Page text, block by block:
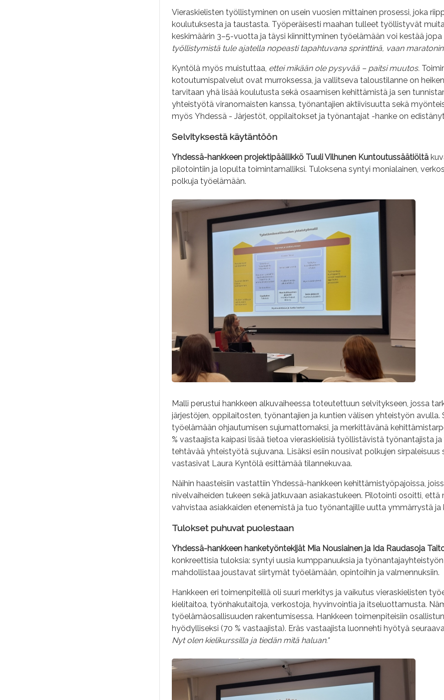
Vieraskielisten työllistyminen on usein vuosien mittainen prosessi, joka
koulutuksesta ja taustasta. Työperäisesti maahan tulleet työllistyvät
keskimäärin 3–5-vuotta ja täysi kiinnittyminen työelämään voi kestää
työllistymistä tule ajatella nopeasti tapahtuvana sprinttinä, vaan
Kyntölä myös muistuttaa, ettei mikään ole pysyvää – paitsi muutos.
kotoutumispalvelut ovat murroksessa, ja vallitseva taloustilanne on
tarvitaan yhä lisää koulutusta sekä osaamisen kehittämistä ja sen
yhteistyötä viranomaisten kanssa, työnantajien aktiivisuutta sekä
myös Yhdessä - Järjestöt, oppilaitokset ja työnantajat -hanke on
Selvityksestä käytäntöön
Yhdessä-hankkeen projektipäällikkö Tuuli Vilhunen Kuntoutussäätiöltä
pilotointiin ja lopulta toimintamalliksi. Tuloksena syntyi monialainen,
polkuja työelämään.
Malli perustui hankkeen alkuvaiheessa toteutettuun selvitykseen, jossa
järjestöjen, oppilaitosten, työnantajien ja kuntien välisen yhteistyön
työelämään ohjautumisen sujumattomaksi, ja merkittävänä
% vastaajista kaipasi lisää tietoa vieraskielisiä työllistävistä työnantajista
tehtävää yhteistyötä sujuvana. Lisäksi esiin nousivat polkujen
vastasivat Laura Kyntölä esittämää tilannekuvaa.
Näihin haasteisiin vastattiin Yhdessä-hankkeen kehittämistyöpajoissa,
nivelvaiheiden tukeen sekä jatkuvaan asiakastukeen. Pilotointi osoitti,
vahvistaa asiakkaiden etenemistä ja tuo työnantajille uutta ymmärrystä ja
Tulokset puhuvat puolestaan
Yhdessä-hankkeen hanketyöntekijät Mia Nousiainen ja Ida Raudasoja
konkreettisia tuloksia: syntyi uusia kumppanuuksia ja
mahdollistaa joustavat siirtymät työelämään, opintoihin ja valmennuksiin.
Hankkeen eri toimenpiteillä oli suuri merkitys ja vaikutus vieraskielisten
kielitaitoa, työnhakutaitoja, verkostoja, hyvinvointia ja itseluottamusta.
työelämäosallisuuden rakentumisessa. Hankkeen toimenpiteisiin
hyödylliseksi (70 % vastaajista). Eräs vastaajista luonnehti hyötyä
Nyt olen kielikurssilla ja tiedän mitä haluan."